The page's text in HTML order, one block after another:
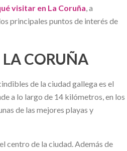
visitar en La Coruña, a
principales puntos de interés de
LA CORUÑA
de la ciudad gallega es el
a lo largo de 14 kilómetros, en los
de las mejores playas y
centro de la ciudad. Además de